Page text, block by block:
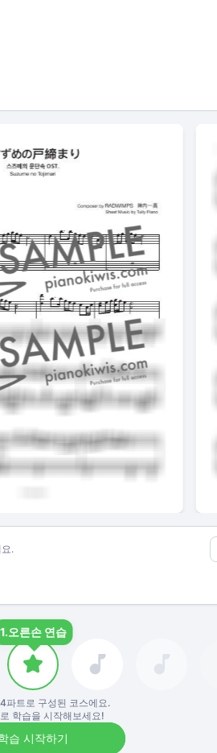
.
1.오른손 연습
4파트로 구성된 코스에요.
학습을 시작해보세요!
습 시작하기